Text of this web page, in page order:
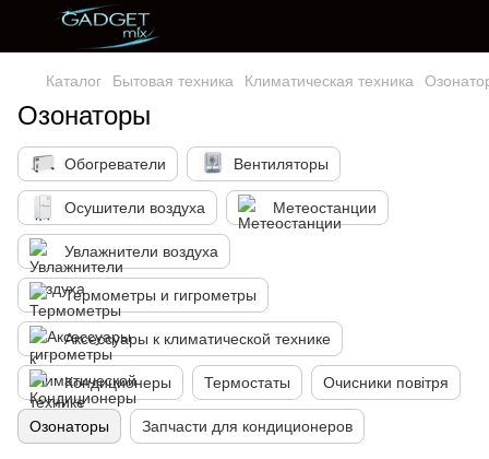
Каталог Бытовая техника Климатическая техника
Озонаторы
Обогреватели Вентиляторы
Осушители воздуха Метеостанции
Увлажнители воздуха
Термометры и гигрометры
Аксессуары к климатической технике
Кондиционеры Термостаты Очисники повітря
Озонаторы Запчасти для кондиционеров